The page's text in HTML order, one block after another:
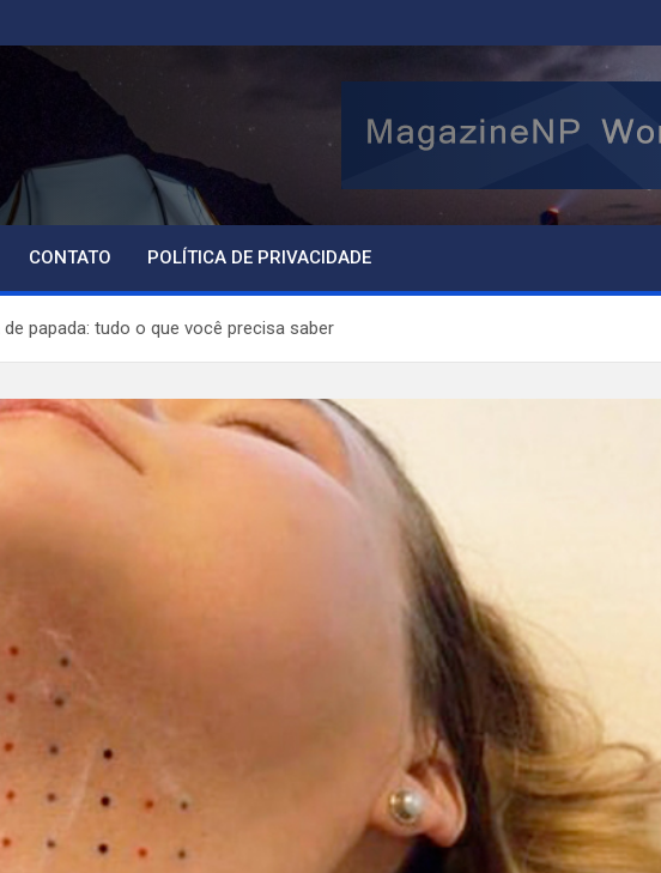
CONTATO POLÍTICA DE PRIVACIDADE
papada: tudo o que você precisa saber